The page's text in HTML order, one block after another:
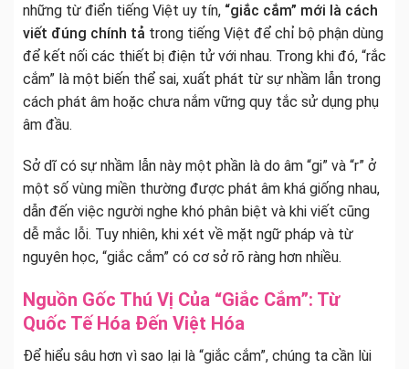
những từ điển tiếng Việt uy tín, “giắc cắm” mới là cách
viết đúng chính tả trong tiếng Việt để chỉ bộ phận dùng
để kết nối các thiết bị điện tử với nhau. Trong khi đó, “rắc
cắm” là một biến thể sai, xuất phát từ sự nhầm lẫn trong
cách phát âm hoặc chưa nắm vững quy tắc sử dụng phụ
âm đầu.
Sở dĩ có sự nhầm lẫn này một phần là do âm “gi” và “r” ở
một số vùng miền thường được phát âm khá giống nhau,
dẫn đến việc người nghe khó phân biệt và khi viết cũng
dễ mắc lỗi. Tuy nhiên, khi xét về mặt ngữ pháp và từ
nguyên học, “giắc cắm” có cơ sở rõ ràng hơn nhiều.
Nguồn Gốc Thú Vị Của “Giắc Cắm”: Từ
Quốc Tế Hóa Đến Việt Hóa
Để hiểu sâu hơn vì sao lại là “giắc cắm”, chúng ta cần lùi